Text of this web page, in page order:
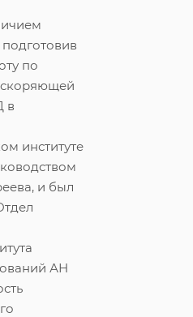
по
в
институте
и был
АН